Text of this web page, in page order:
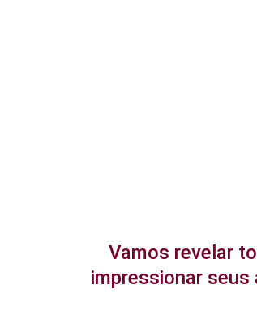
Vamos revelar
impressionar